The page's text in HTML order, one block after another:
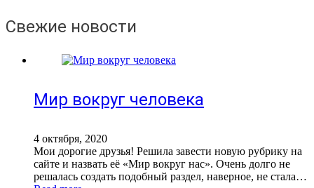
Свежие новости
Мир вокруг человека
4 октября, 2020
Мои дорогие друзья! Решила завести новую рубрику на
сайте и назвать её «Мир вокруг нас». Очень долго не
решалась создать подобный раздел, наверное, не стала…